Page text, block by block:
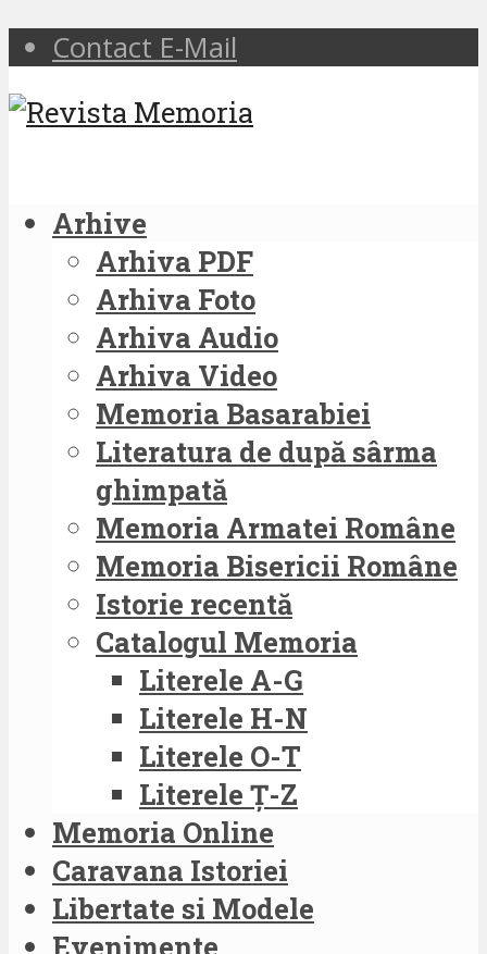
Contact E-Mail
Arhive
Arhiva PDF
Arhiva Foto
Arhiva Audio
Arhiva Video
Memoria Basarabiei
Literatura de după sârma
ghimpată
Memoria Armatei Române
Memoria Bisericii Române
Istorie recentă
Catalogul Memoria
Literele A-G
Literele H-N
Literele O-T
Literele Ț-Z
Memoria Online
Caravana Istoriei
Libertate si Modele
Evenimente